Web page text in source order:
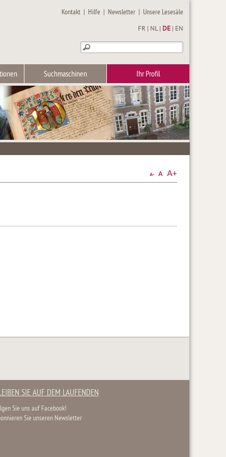
Kontakt | Hilfe | Newsletter | Unsere Lesesäle
FR NL| DE EN
Suchmaschinen Ihr Profil
SIE AUF DEM LAUFENDEN
Sie uns auf Facebook!
Sie unseren Newsletter